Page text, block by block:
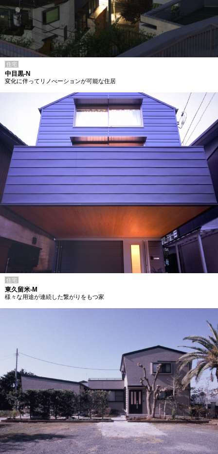
住宅
中目黒-N
変化に伴ってリノべーションが可能な住居
住宅
東久留米-M
様々な用途が連続した繋がりをもつ家